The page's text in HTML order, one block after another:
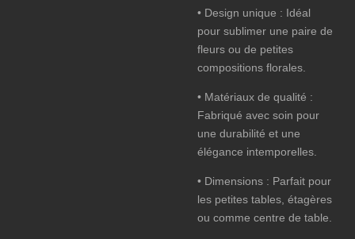
• Design unique : Idéal
pour sublimer une paire de
fleurs ou de petites
compositions florales.
• Matériaux de qualité :
Fabriqué avec soin pour
une durabilité et une
élégance intemporelles.
• Dimensions : Parfait pour
les petites tables, étagères
ou comme centre de table.